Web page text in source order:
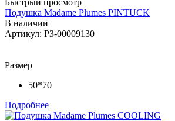
Подушка Madame Plumes PINTUCK
В наличии
Артикул: РЗ-00009130
Размер
50*70
Подробнее